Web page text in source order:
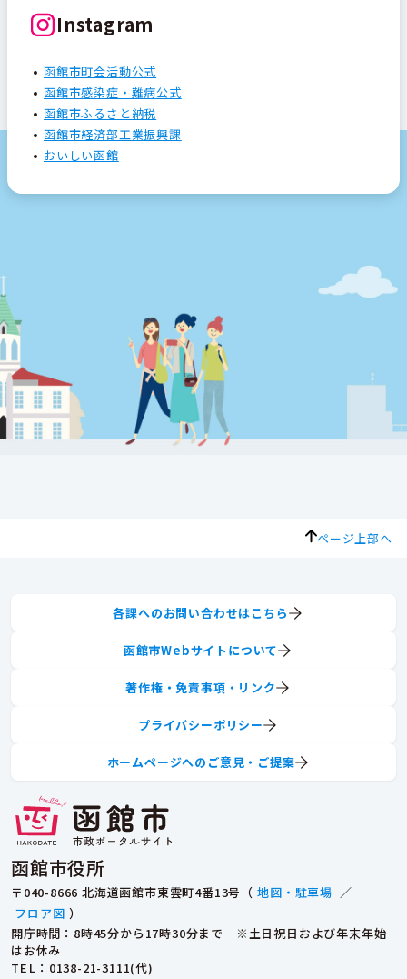
Instagram
函館市町会活動公式
函館市感染症・難病公式
函館市ふるさと納税
函館市経済部工業振興課
おいしい函館
ページ上部へ
函館市役所
〒040-8666 北海道函館市東雲町4番13号（ 地図・駐車場 ／
フロア図 ）
開庁時間：8時45分から17時30分まで ※土日祝日および年末年始
はお休み
TEL ：0138-21-3111(代)
各課へのお問い合わせはこちら
函館市Webサイトについて
著作権・免責事項・リンク
プライバシーポリシー
ホームページへのご意見・ご提案